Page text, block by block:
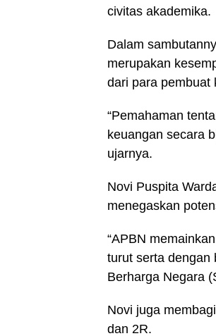
civitas akademika.
Dalam
merupakan
dari para pembuat
“Pemahaman
keuangan secara
ujarnya.
Novi Puspita
menegaskan
“APBN
turut serta dengan
Berharga Negara
Novi juga
dan 2R.